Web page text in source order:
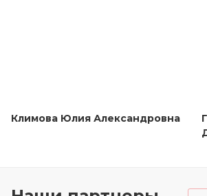
Климова Юлия Александровна